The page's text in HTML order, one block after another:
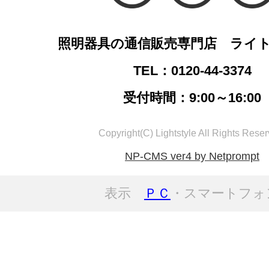
照明器具の通信販売専門店 ライ
TEL：0120-44-3374
受付時間：9:00～16:00
Copyright(C) Lightstyle All Rights
NP-CMS ver4 by Netprompt
表示 ＰＣ ・スマートフ